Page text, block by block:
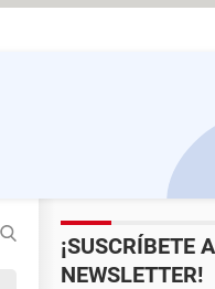
¡SUSCRÍBETE
NEWSLETTER!